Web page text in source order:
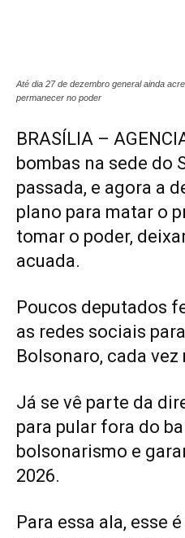
Até dia 27 de dezembro general ainda
permanecer no poder
BRASÍLIA –
bombas na sede do
passada, e agora a
plano para matar o
tomar o poder,
acuada.
Poucos deputados
as redes sociais
Bolsonaro, cada
Já se vê parte da
para pular fora do
bolsonarismo e
2026.
Para essa ala, esse